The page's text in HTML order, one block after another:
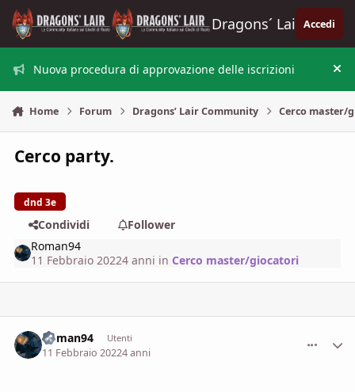
Vai al contenuto
Dragons´ Lair Accedi
Nuova procedura di approvazione delle iscrizioni
Home Forum Dragons’ Lair Community Cerco master/
Cerco party.
dnd 3e
Condividi
Follower
Roman94
11 Febbraio 20224 anni in Cerco master/giocatori
Roman94 Utenti
11 Febbraio 20224 anni